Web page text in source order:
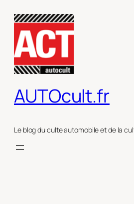
contenu
AUTOcult.fr
Le blog du culte automobile et de la